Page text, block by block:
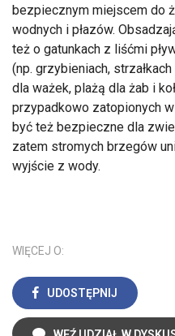
bezpiecznym miejscem do
wodnych i płazów.
też o gatunkach z liśćmi
(np. grzybieniach,
dla ważek, plażą dla żab i
przypadkowo zatopionych
być też bezpieczne dla
zatem stromych brzegów
wyjście z wody.
WIĘCEJ O:
UDOSTĘPNIJ